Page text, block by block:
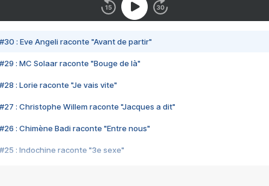
#30 : Eve Angeli raconte "Avant de partir"
#29 : MC Solaar raconte "Bouge de là"
#28 : Lorie raconte "Je vais vite"
#27 : Christophe Willem raconte "Jacques a dit"
#26 : Chimène Badi raconte "Entre nous"
#25 : Indochine raconte "3e sexe"